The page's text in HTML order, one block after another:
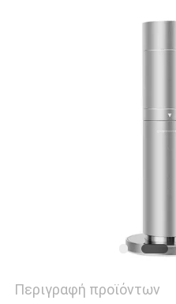
Περιγραφή προϊόντων